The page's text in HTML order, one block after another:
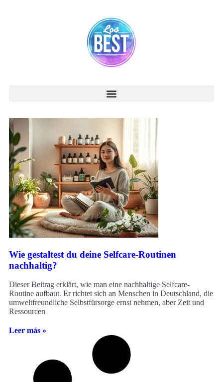
Wie gestaltest du deine Selfcare-Routinen
nachhaltig?
Dieser Beitrag erklärt, wie man eine nachhaltige Selfcare-
Routine aufbaut. Er richtet sich an Menschen in Deutschland, die
umweltfreundliche Selbstfürsorge ernst nehmen, aber Zeit und
Ressourcen
Leer más »